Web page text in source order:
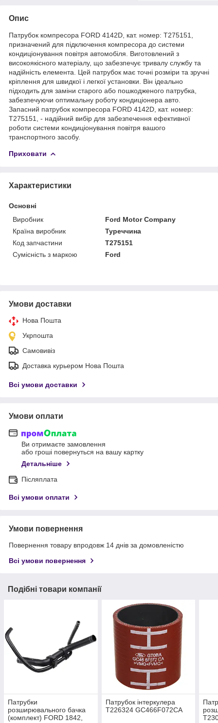
Опис
Патрубок компресора FORD 4142D, кат. номер: T275151,
призначений для підключення компресора до системи
кондиціонування повітря автомобіля. Виготовлений з
високоякісного матеріалу, що забезпечує тривалу службу та
надійність елемента. Цей патрубок має точні розміри та зручні
кріплення для швидкої і легкої установки. Він ідеально
підходить для заміни старого або пошкодженого патрубка,
забезпечуючи оптимальну роботу кондиціонера авто.
Запасний патрубок компресора FORD 4142D, кат. номер:
T275151, - надійний вибір для забезпечення ефективної
роботи системи кондиціонування повітря вашого
транспортного засобу.
Приховати
Характеристики
Основні
Виробник
Ford Motor Company
Країна виробник
Туреччина
Код запчастини
T275151
Сумісність з маркою
Ford
Умови доставки
Нова Пошта
Укрпошта
Самовивіз
Доставка курьером Нова Пошта
Всі умови доставки
Умови оплати
Ви отримаєте замовлення
або гроші повернуться на вашу картку
Детальніше
Післяплата
Всі умови оплати
Умови повернення
Повернення товару впродовж 14 днів за домовленістю
Всі умови повернення
Подібні товари компанії
Патрубки
розширювального бачка
(комплект) FORD 1842,
Патрубок інтеркулера
T226324 GC466F072CA